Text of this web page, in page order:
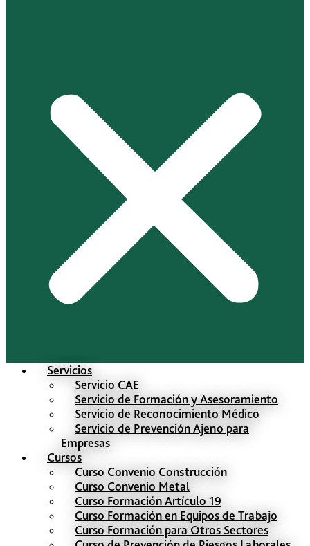
Servicios
Servicio CAE
Servicio de Formación y Asesoramiento
Servicio de Reconocimiento Médico
Servicio de Prevención Ajeno para
Empresas
Cursos
Curso Convenio Construcción
Curso Convenio Metal
Curso Formación Artículo 19
Curso Formación en Equipos de Trabajo
Curso Formación para Otros Sectores